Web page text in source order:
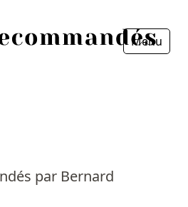
Menu
par Bernard
Fermer